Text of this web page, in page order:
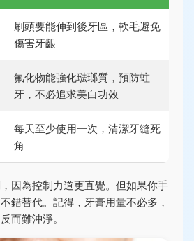
刷頭要能伸到後牙區，軟毛避免
傷害牙齦
氟化物能強化琺瑯質，預防蛀
牙，不必追求美白功效
每天至少使用一次，清潔牙縫死
角
因為控制力道更直覺。但如果你手
錯替代。記得，牙膏用量不必多，
而難沖淨。